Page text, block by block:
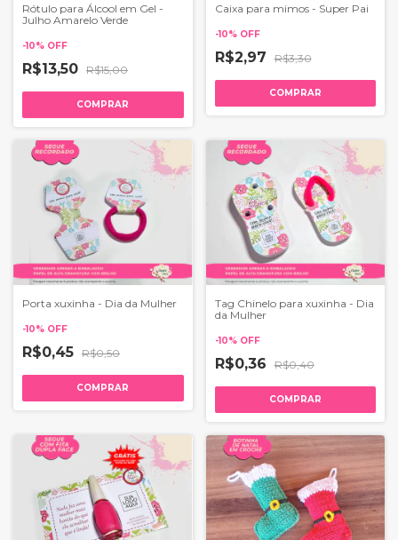
Rótulo para Álcool em Gel -
Julho Amarelo Verde
-10% OFF
R$13,50 R$15,00
COMPRAR
Caixa para mimos - Super Pai
-10% OFF
R$2,97 R$3,30
COMPRAR
Porta xuxinha - Dia da Mulher
-10% OFF
R$0,45 R$0,50
COMPRAR
Tag Chinelo para xuxinha - Dia
da Mulher
-10% OFF
R$0,36 R$0,40
COMPRAR